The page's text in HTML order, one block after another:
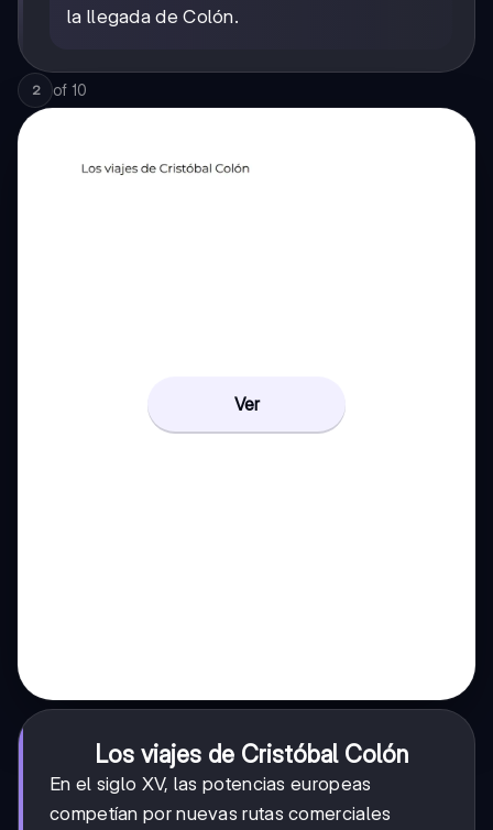
la llegada de Colón.
2 of 10
Ver
Los viajes de Cristóbal Colón
En el siglo XV, las potencias europeas
competían por nuevas rutas comerciales